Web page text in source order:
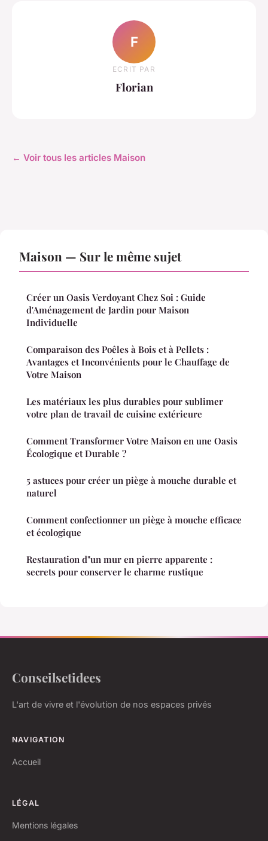
F
ECRIT PAR
Florian
← Voir tous les articles Maison
Maison — Sur le même sujet
Créer un Oasis Verdoyant Chez Soi : Guide
d'Aménagement de Jardin pour Maison
Individuelle
Comparaison des Poêles à Bois et à Pellets :
Avantages et Inconvénients pour le Chauffage de
Votre Maison
Les matériaux les plus durables pour sublimer
votre plan de travail de cuisine extérieure
Comment Transformer Votre Maison en une Oasis
Écologique et Durable ?
5 astuces pour créer un piège à mouche durable et
naturel
Comment confectionner un piège à mouche efficace
et écologique
Restauration d"un mur en pierre apparente :
secrets pour conserver le charme rustique
Conseilsetidees
L'art de vivre et l'évolution de nos espaces privés
NAVIGATION
Accueil
LÉGAL
Mentions légales